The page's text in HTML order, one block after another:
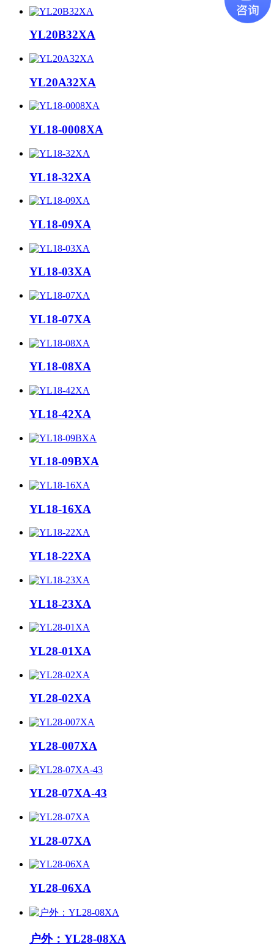
YL20B32XA
YL20A32XA
YL18-0008XA
YL18-32XA
YL18-09XA
YL18-03XA
YL18-07XA
YL18-08XA
YL18-42XA
YL18-09BXA
YL18-16XA
YL18-22XA
YL18-23XA
YL28-01XA
YL28-02XA
YL28-007XA
YL28-07XA-43
YL28-07XA
YL28-06XA
户外：YL28-08XA